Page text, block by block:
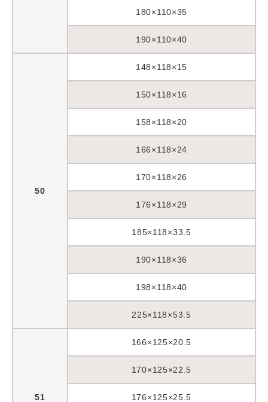
180×110×35
190×110×40
50
148×118×15
150×118×16
158×118×20
166×118×24
170×118×26
176×118×29
185×118×33.5
190×118×36
198×118×40
225×118×53.5
51
166×125×20.5
170×125×22.5
176×125×25.5